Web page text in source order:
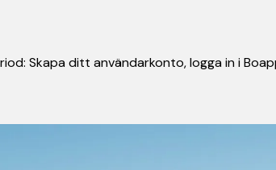
Skapa ditt användarkonto, logga in i